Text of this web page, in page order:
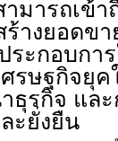
มารถเข้
างยอดข
ระกอบกา
รษฐกิจยุ
ธุรกิจ แล
ะยั่งยืน